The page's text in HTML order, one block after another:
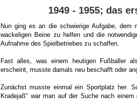
1949 - 1955; das
Nun ging es an die schwierige Aufgabe, dem
wackeligen Beine zu helfen und die
Aufnahme des Spielbetriebes zu schaffen.
Fast alles, was einem heutigen Fußballer
erscheint, musste damals neu beschafft oder
Zunächst musste einmal ein Sportplatz her.
Kradejaß" war man auf der Suche nach